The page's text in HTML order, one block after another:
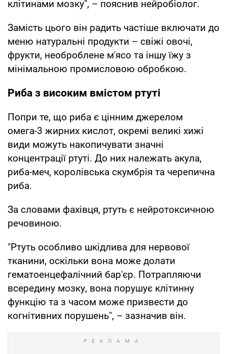
клітинами мозку", – пояснив нейробіолог.
Замість цього він радить частіше включати до
меню натуральні продукти – свіжі овочі,
фрукти, необроблене м'ясо та іншу їжу з
мінімальною промисловою обробкою.
Риба з високим вмістом ртуті
Попри те, що риба є цінним джерелом
омега-3 жирних кислот, окремі великі хижі
види можуть накопичувати значні
концентрації ртуті. До них належать акула,
риба-меч, королівська скумбрія та черепична
риба.
За словами фахівця, ртуть є нейротоксичною
речовиною.
"Ртуть особливо шкідлива для нервової
тканини, оскільки вона може долати
гематоенцефалічний бар'єр. Потрапляючи
всередину мозку, вона порушує клітинну
функцію та з часом може призвести до
когнітивних порушень", – зазначив він.